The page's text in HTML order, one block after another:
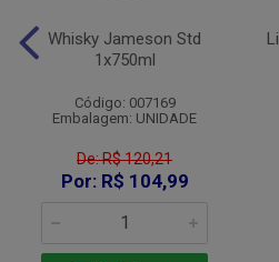
Whisky Jameson Std
1x750ml
Código: 007169
Embalagem: UNIDADE
De: R$ 120,21
Por: R$ 104,99